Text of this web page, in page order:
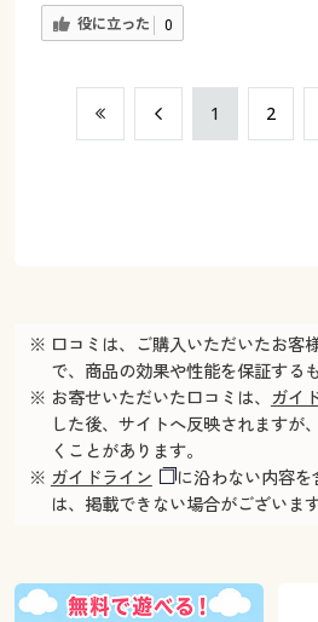
役に立った 0
​1 ​2
※ 口コミは、ご購入いただいたお客
で、商品の効果や性能を保証する
※ お寄せいただいた口コミは、 ガイ
した後、サイトへ反映されますが
くことがあります。
※ ガイドライン
に沿わない内容
は、掲載できない場合がございま